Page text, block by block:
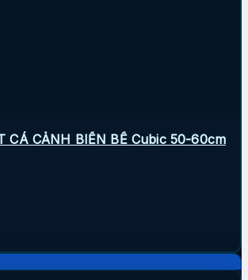
CÁ CẢNH BIỂN BỂ Cubic 50-60cm